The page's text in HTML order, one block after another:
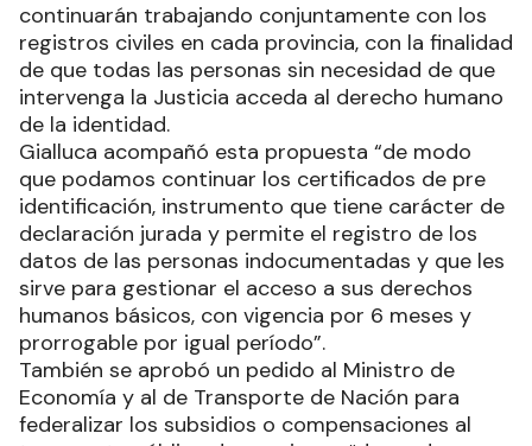
continuarán trabajando conjuntamente con los
registros civiles en cada provincia, con la finalidad
de que todas las personas sin necesidad de que
intervenga la Justicia acceda al derecho humano
de la identidad.
Gialluca acompañó esta propuesta “de modo
que podamos continuar los certificados de pre
identificación, instrumento que tiene carácter de
declaración jurada y permite el registro de los
datos de las personas indocumentadas y que les
sirve para gestionar el acceso a sus derechos
humanos básicos, con vigencia por 6 meses y
prorrogable por igual período”.
También se aprobó un pedido al Ministro de
Economía y al de Transporte de Nación para
federalizar los subsidios o compensaciones al